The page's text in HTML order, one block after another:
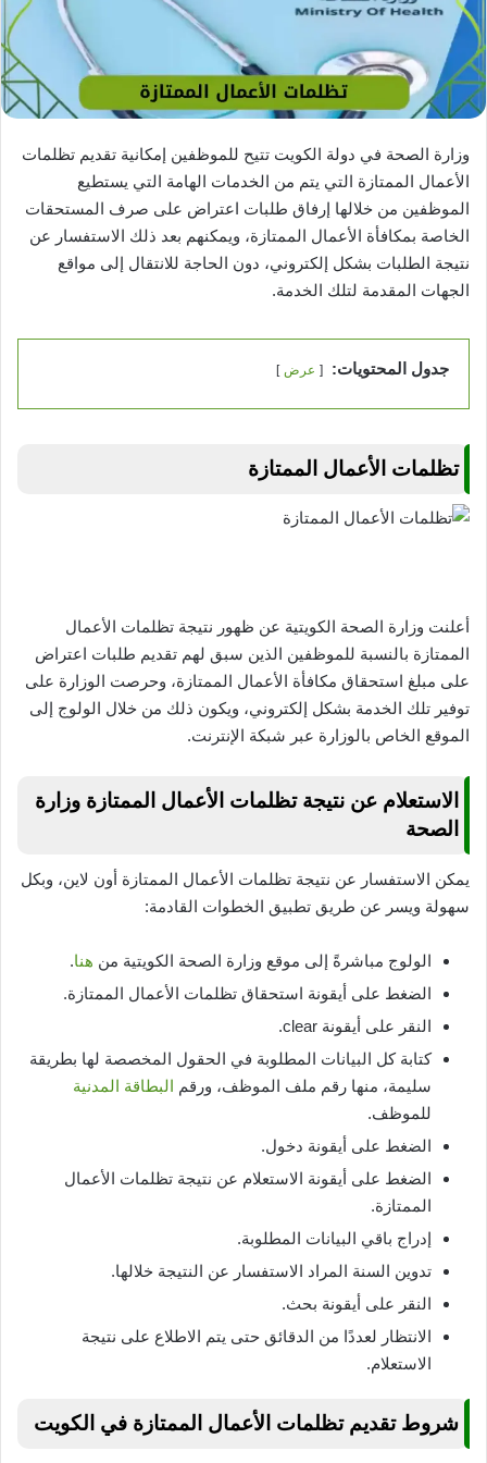
وزارة الصحة في دولة الكويت تتيح للموظفين إمكانية تقديم تظلمات
الأعمال الممتازة التي يتم من الخدمات الهامة التي يستطيع
الموظفين من خلالها إرفاق طلبات اعتراض على صرف المستحقات
الخاصة بمكافأة الأعمال الممتازة، ويمكنهم بعد ذلك الاستفسار عن
نتيجة الطلبات بشكل إلكتروني، دون الحاجة للانتقال إلى مواقع
الجهات المقدمة لتلك الخدمة.
جدول المحتويات: عرض
تظلمات الأعمال الممتازة
أعلنت وزارة الصحة الكويتية عن ظهور نتيجة تظلمات الأعمال
الممتازة بالنسبة للموظفين الذين سبق لهم تقديم طلبات اعتراض
على مبلغ استحقاق مكافأة الأعمال الممتازة، وحرصت الوزارة على
توفير تلك الخدمة بشكل إلكتروني، ويكون ذلك من خلال الولوج إلى
الموقع الخاص بالوزارة عبر شبكة الإنترنت.
الاستعلام عن نتيجة تظلمات الأعمال الممتازة وزارة
الصحة
يمكن الاستفسار عن نتيجة تظلمات الأعمال الممتازة أون لاين، وبكل
سهولة ويسر عن طريق تطبيق الخطوات القادمة:
الولوج مباشرةً إلى موقع وزارة الصحة الكويتية من هنا.
الضغط على أيقونة استحقاق تظلمات الأعمال الممتازة.
النقر على أيقونة clear.
كتابة كل البيانات المطلوبة في الحقول المخصصة لها بطريقة
سليمة، منها رقم ملف الموظف، ورقم البطاقة المدنية
للموظف.
الضغط على أيقونة دخول.
الضغط على أيقونة الاستعلام عن نتيجة تظلمات الأعمال
الممتازة.
إدراج باقي البيانات المطلوبة.
تدوين السنة المراد الاستفسار عن النتيجة خلالها.
النقر على أيقونة بحث.
الانتظار لعددًا من الدقائق حتى يتم الاطلاع على نتيجة
الاستعلام.
شروط تقديم تظلمات الأعمال الممتازة في الكويت